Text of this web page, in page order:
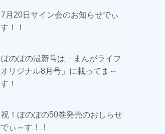
7月20日サイン会のお知らせでぃ
す！！
ぼのぼの最新号は「まんがライフ
オリジナル8月号」に載ってま～
す！
祝！ぼのぼの50巻発売のおしらせ
でぃ～す！！